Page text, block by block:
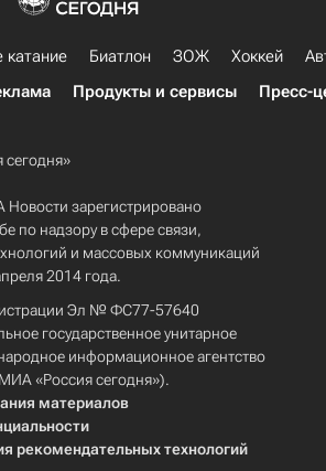
катание Биатлон ЗОЖ Хоккей
Продукты и сервисы Пресс-
Новости зарегистрировано
по надзору в сфере связи,
и массовых коммуникаций
2014 года.
Эл № ФС77-57640
государственное унитарное
информационное агентство
«Россия сегодня»).
материалов
рекомендательных технологий